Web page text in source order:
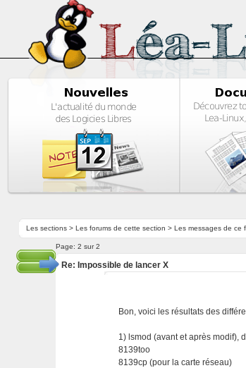
Les sections> Les forums de cette section > Les messages de ce
Page: 2 sur 2
Re: Impossible de lancer X
Bon, voici les résultats des
1) lsmod (avant et après modif),
8139too
8139cp (pour la carte réseau)